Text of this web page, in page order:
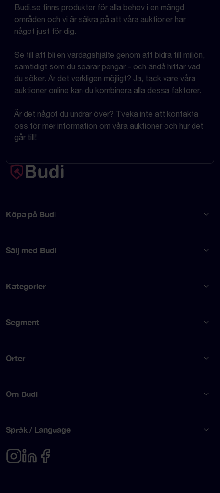
Budi.se finns produkter för alla behov i en mängd
områden och vi är säkra på att våra auktioner har
något just för dig.
Se till att bli en vardagshjälte genom att bidra till miljön,
samtidigt som du sparar pengar - och ändå hittar vad
du söker. Är det verkligen möjligt? Ja, tack vare våra
auktioner online kan du kombinera alla dessa faktorer.
Är det något du undrar över? Tveka inte att kontakta
oss för mer information om våra auktioner och hur det
går till!
Köpa på Budi
Sälj med Budi
Kategorier
Segment
Orter
Om Budi
Språk / Language